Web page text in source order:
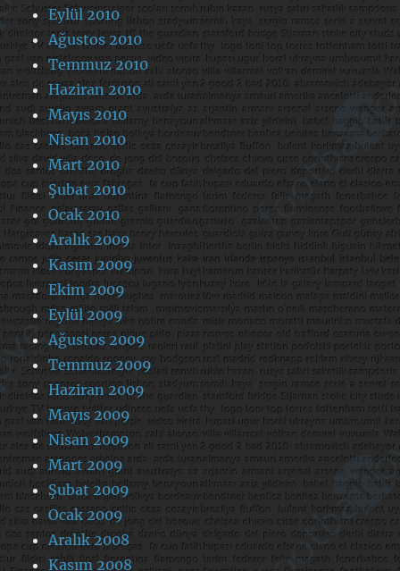
Eylül 2010
Ağustos 2010
Temmuz 2010
Haziran 2010
Mayıs 2010
Nisan 2010
Mart 2010
Şubat 2010
Ocak 2010
Aralık 2009
Kasım 2009
Ekim 2009
Eylül 2009
Ağustos 2009
Temmuz 2009
Haziran 2009
Mayıs 2009
Nisan 2009
Mart 2009
Şubat 2009
Ocak 2009
Aralık 2008
Kasım 2008